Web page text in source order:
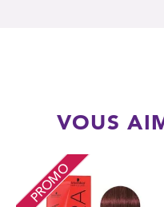
VOUS
PROMO